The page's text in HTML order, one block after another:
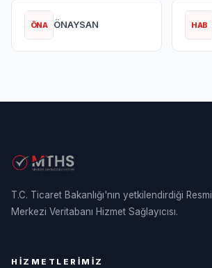
ÖNA ÖNAYSAN HAB
T.C. Ticaret Bakanlığı'nın yetkilendirdiği Resmi
Merkezi Veritabanı Hizmet Sağlayıcısı.
HIZMETLERIMIZ